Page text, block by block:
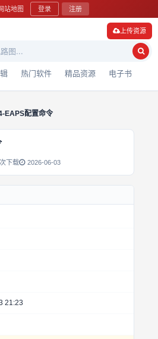
站地图 登录 注册
热门软件 精品资源 电子书
上传资源
EAPS配置命令
下载 2026-06-03
21:23